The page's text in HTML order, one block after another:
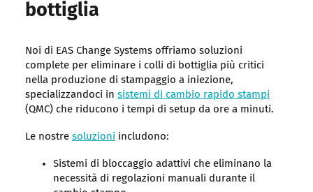
bottiglia
Noi di EAS Change Systems offriamo soluzioni
complete per eliminare i colli di bottiglia più critici
nella produzione di stampaggio a iniezione,
specializzandoci in sistemi di cambio rapido stampi
(QMC) che riducono i tempi di setup da ore a minuti.
Le nostre soluzioni includono:
Sistemi di bloccaggio adattivi che eliminano la
necessità di regolazioni manuali durante il